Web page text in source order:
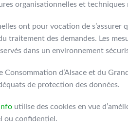
organisationnelles et
ont pour vocation de
traitement des demandes. Les
dans un environnement
Consommation d’Alsace et du
de protection des données.
utilise des cookies en vue
ou confidentiel.